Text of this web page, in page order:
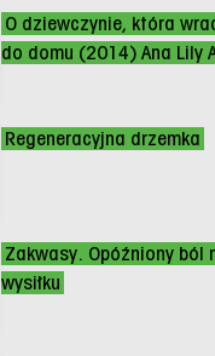
O dziewczynie, która
do domu (2014) Ana Lily
Regeneracyjna drzemka
Zakwasy. Opóźniony ból
wysiłku